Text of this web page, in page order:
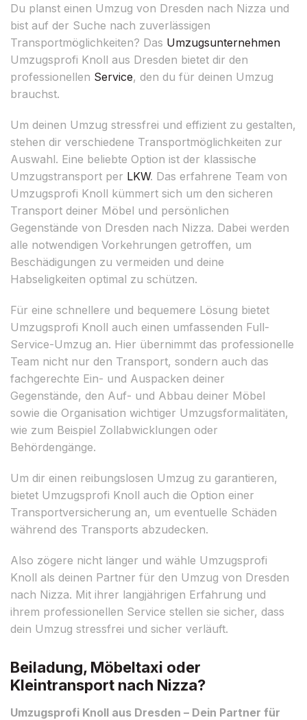
Du planst einen Umzug von Dresden nach Nizza und
bist auf der Suche nach zuverlässigen
Transportmöglichkeiten? Das Umzugsunternehmen
Umzugsprofi Knoll aus Dresden bietet dir den
professionellen Service, den du für deinen Umzug
brauchst.
Um deinen Umzug stressfrei und effizient zu gestalten,
stehen dir verschiedene Transportmöglichkeiten zur
Auswahl. Eine beliebte Option ist der klassische
Umzugstransport per LKW. Das erfahrene Team von
Umzugsprofi Knoll kümmert sich um den sicheren
Transport deiner Möbel und persönlichen
Gegenstände von Dresden nach Nizza. Dabei werden
alle notwendigen Vorkehrungen getroffen, um
Beschädigungen zu vermeiden und deine
Habseligkeiten optimal zu schützen.
Für eine schnellere und bequemere Lösung bietet
Umzugsprofi Knoll auch einen umfassenden Full-
Service-Umzug an. Hier übernimmt das professionelle
Team nicht nur den Transport, sondern auch das
fachgerechte Ein- und Auspacken deiner
Gegenstände, den Auf- und Abbau deiner Möbel
sowie die Organisation wichtiger Umzugsformalitäten,
wie zum Beispiel Zollabwicklungen oder
Behördengänge.
Um dir einen reibungslosen Umzug zu garantieren,
bietet Umzugsprofi Knoll auch die Option einer
Transportversicherung an, um eventuelle Schäden
während des Transports abzudecken.
Also zögere nicht länger und wähle Umzugsprofi
Knoll als deinen Partner für den Umzug von Dresden
nach Nizza. Mit ihrer langjährigen Erfahrung und
ihrem professionellen Service stellen sie sicher, dass
dein Umzug stressfrei und sicher verläuft.
Beiladung, Möbeltaxi oder
Kleintransport nach Nizza?
Umzugsprofi Knoll aus Dresden – Dein Partner für